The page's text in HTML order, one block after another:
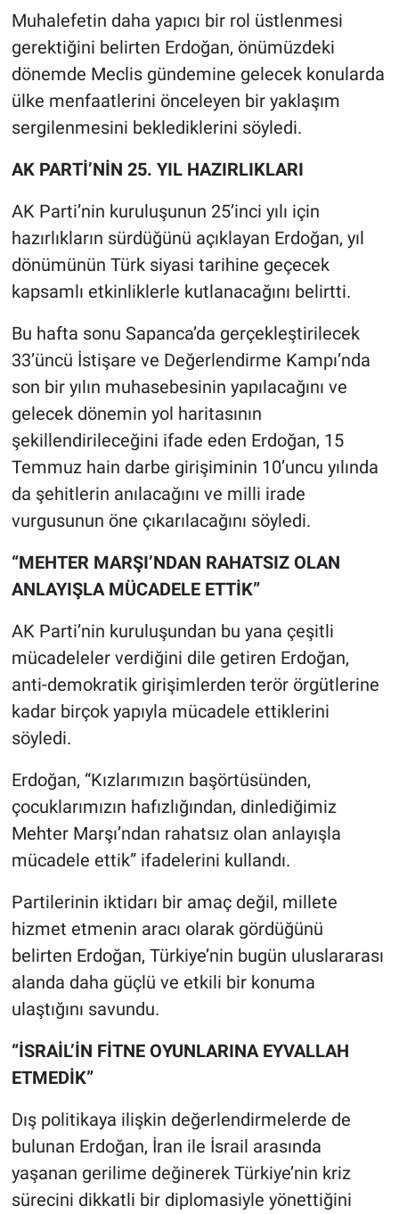
Muhalefetin daha yapıcı bir rol üstlenmesi
gerektiğini belirten Erdoğan, önümüzdeki
dönemde Meclis gündemine gelecek konularda
ülke menfaatlerini önceleyen bir yaklaşım
sergilenmesini beklediklerini söyledi.
AK PARTİ’NİN 25. YIL HAZIRLIKLARI
AK Parti’nin kuruluşunun 25’inci yılı için
hazırlıkların sürdüğünü açıklayan Erdoğan, yıl
dönümünün Türk siyasi tarihine geçecek
kapsamlı etkinliklerle kutlanacağını belirtti.
Bu hafta sonu Sapanca’da gerçekleştirilecek
33’üncü İstişare ve Değerlendirme Kampı’nda
son bir yılın muhasebesinin yapılacağını ve
gelecek dönemin yol haritasının
şekillendirileceğini ifade eden Erdoğan, 15
Temmuz hain darbe girişiminin 10’uncu yılında
da şehitlerin anılacağını ve milli irade
vurgusunun öne çıkarılacağını söyledi.
“MEHTER MARŞI’NDAN RAHATSIZ OLAN
ANLAYIŞLA MÜCADELE ETTİK”
AK Parti’nin kuruluşundan bu yana çeşitli
mücadeleler verdiğini dile getiren Erdoğan,
anti-demokratik girişimlerden terör örgütlerine
kadar birçok yapıyla mücadele ettiklerini
söyledi.
Erdoğan, “Kızlarımızın başörtüsünden,
çocuklarımızın hafızlığından, dinlediğimiz
Mehter Marşı’ndan rahatsız olan anlayışla
mücadele ettik” ifadelerini kullandı.
Partilerinin iktidarı bir amaç değil, millete
hizmet etmenin aracı olarak gördüğünü
belirten Erdoğan, Türkiye’nin bugün uluslararası
alanda daha güçlü ve etkili bir konuma
ulaştığını savundu.
“İSRAİL’İN FİTNE OYUNLARINA EYVALLAH
ETMEDİK”
Dış politikaya ilişkin değerlendirmelerde de
bulunan Erdoğan, İran ile İsrail arasında
yaşanan gerilime değinerek Türkiye’nin kriz
sürecini dikkatli bir diplomasiyle yönettiğini